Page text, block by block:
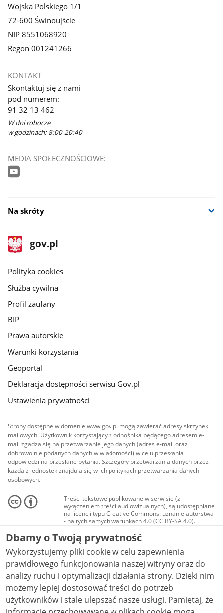
Wojska Polskiego 1/1
72-600 Świnoujście
NIP 8551068920
Regon 001241266
KONTAKT
Skontaktuj się z nami
pod numerem:
91 32 13 462
W dni robocze
w godzinach: 8:00-20:40
MEDIA SPOŁECZNOŚCIOWE:
Na skróty
stopka
gov.pl
Strona
gov.pl
gov.pl
Polityka cookies
Służba cywilna
Profil zaufany
BIP
Prawa autorskie
Warunki korzystania
Geoportal
Deklaracja dostępności serwisu Gov.pl
Ustawienia prywatności
Strony dostępne w domenie www.gov.pl mogą zawierać adresy skrzynek
mailowych. Użytkownik korzystający z odnośnika będącego adresem e-
mail zgadza się na przetwarzanie jego danych (adres e-mail oraz
dobrowolnie podanych danych w wiadomości) w celu przesłania
odpowiedzi na przesłane pytania. Szczegóły przetwarzania danych przez
każdą z jednostek znajdują się w ich politykach przetwarzania danych
osobowych.
Treści tekstowe publikowane w serwisie (z
wyłączeniem treści audiowizualnych), są udostępniane
na licencji typu Creative Commons: uznanie autorstwa
- na tych samych warunkach 4.0 (CC BY-SA 4.0).
Materiały audiowizualne, w tym zdjęcia, materiały
audio i wideo, są udostępniane na licencji typu
Creative Commons: uznanie autorstwa użycie
niekomercyjne - bez utworów zależnych 4.0 (CC BY-
NC-ND 4.0), o ile nie jest to stwierdzone inaczej.
Dbamy o Twoją prywatność
Wykorzystujemy pliki cookie w celu zapewnienia
prawidłowego funkcjonowania naszej witryny oraz do
analizy ruchu i optymalizacji działania strony. Dzięki nim
możemy lepiej dostosować treści do potrzeb
użytkowników i stale ulepszać nasze usługi. Pamiętaj, że